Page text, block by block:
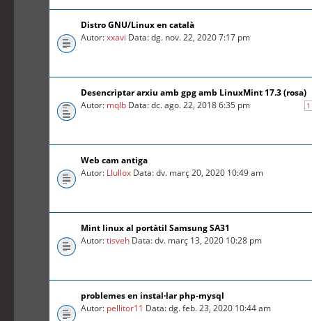
Distro GNU/Linux en català
Autor:xxavi Data: dg. nov. 22, 2020 7:17 pm
Desencriptar arxiu amb gpg amb LinuxMint 17.3 (rosa)
1
Autor: mqlb Data: dc. ago. 22, 2018 6:35 pm
Web cam antiga
Autor: Llullox Data: dv. març 20, 2020 10:49 am
Mint linux al portàtil Samsung SA31
Autor:tisveh Data: dv. març 13, 2020 10:28 pm
problemes en instal·lar php-mysql
Autor: pellitor11 Data: dg. feb. 23, 2020 10:44 am